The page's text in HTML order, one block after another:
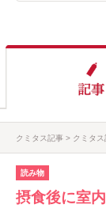
クミタス記事 クミタ
読み物
摂食後に室